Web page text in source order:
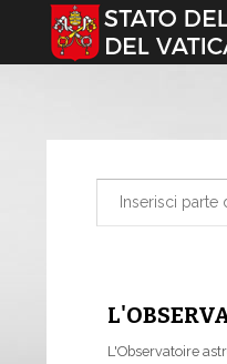
Seleziona la tua lingua
L'Observatoire